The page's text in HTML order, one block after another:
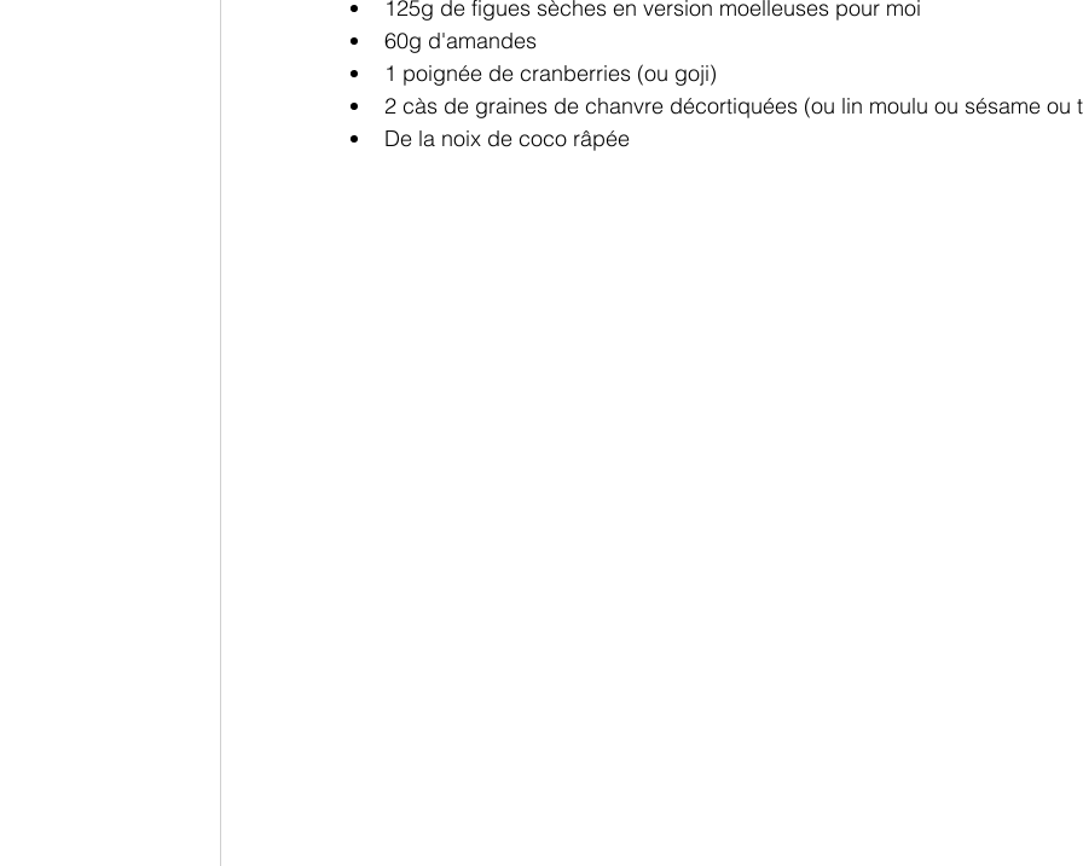
125g de figues sèches en version moelleuses pour moi
60g d'amandes
1 poignée de cranberries (ou goji)
2 càs de graines de chanvre décortiquées (ou lin moulu ou sésame ou
De la noix de coco râpée